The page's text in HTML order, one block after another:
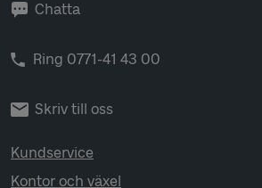
Chatta
Ring 0771-41 43 00
Skriv till oss
Kundservice
Kontor och växel